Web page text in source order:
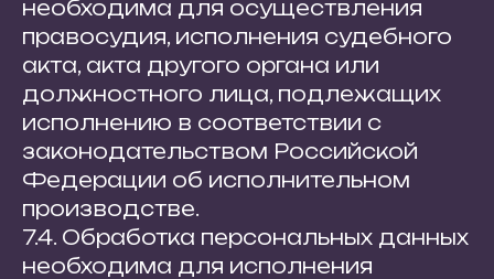
необходима для осуществления
правосудия, исполнения судебного
акта, акта другого органа или
должностного лица, подлежащих
исполнению в соответствии с
законодательством Российской
Федерации об исполнительном
производстве.
7.4. Обработка персональных данных
необходима для исполнения